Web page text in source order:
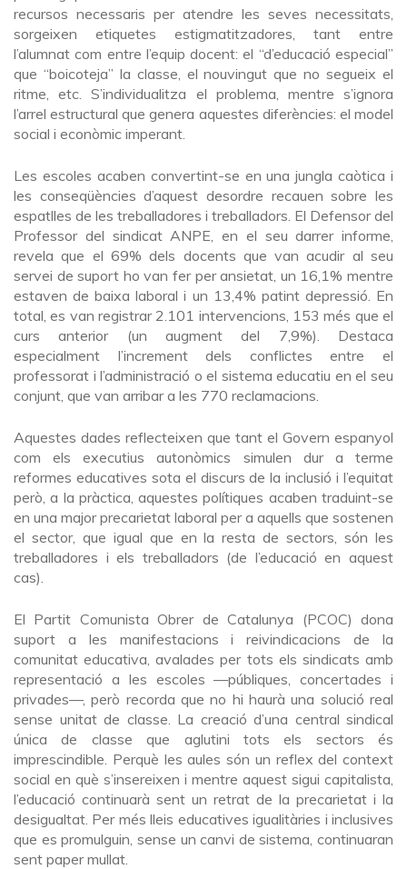
recursos necessaris per atendre les seves necessitats,
sorgeixen etiquetes estigmatitzadores, tant entre
l’alumnat com entre l’equip docent: el “d’educació especial”
que “boicoteja” la classe, el nouvingut que no segueix el
ritme, etc. S’individualitza el problema, mentre s’ignora
l’arrel estructural que genera aquestes diferències: el model
social i econòmic imperant.
Les escoles acaben convertint-se en una jungla caòtica i
les conseqüències d’aquest desordre recauen sobre les
espatlles de les treballadores i treballadors. El Defensor del
Professor del sindicat ANPE, en el seu darrer informe,
revela que el 69% dels docents que van acudir al seu
servei de suport ho van fer per ansietat, un 16,1% mentre
estaven de baixa laboral i un 13,4% patint depressió. En
total, es van registrar 2.101 intervencions, 153 més que el
curs anterior (un augment del 7,9%). Destaca
especialment l’increment dels conflictes entre el
professorat i l’administració o el sistema educatiu en el seu
conjunt, que van arribar a les 770 reclamacions.
Aquestes dades reflecteixen que tant el Govern espanyol
com els executius autonòmics simulen dur a terme
reformes educatives sota el discurs de la inclusió i l’equitat
però, a la pràctica, aquestes polítiques acaben traduint-se
en una major precarietat laboral per a aquells que sostenen
el sector, que igual que en la resta de sectors, són les
treballadores i els treballadors (de l’educació en aquest
cas).
El Partit Comunista Obrer de Catalunya (PCOC) dona
suport a les manifestacions i reivindicacions de la
comunitat educativa, avalades per tots els sindicats amb
representació a les escoles —públiques, concertades i
privades—, però recorda que no hi haurà una solució real
sense unitat de classe. La creació d’una central sindical
única de classe que aglutini tots els sectors és
imprescindible. Perquè les aules són un reflex del context
social en què s’insereixen i mentre aquest sigui capitalista,
l’educació continuarà sent un retrat de la precarietat i la
desigualtat. Per més lleis educatives igualitàries i inclusives
que es promulguin, sense un canvi de sistema, continuaran
sent paper mullat.